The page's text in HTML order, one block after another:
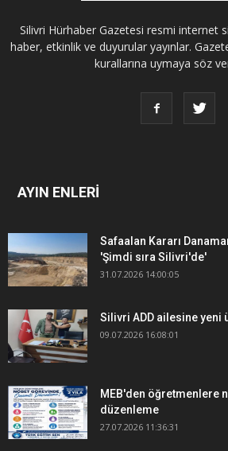
Silivri Hürhaber Gazetesi resmi internet
haber, etkinlik ve duyurular yayınlar.
kurallarına uymaya söz
AYIN ENLERİ
Safaalan Kararı
'Şimdi sıra Silivri'de'
31.07.2026 14:00:05
Silivri ADD ailesine yeni
09.07.2026 16:08:01
MEB'den öğretmenlere
düzenleme
27.07.2026 11:36:31